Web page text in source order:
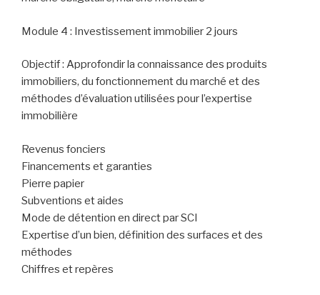
Module 4 : Investissement immobilier 2 jours
Objectif : Approfondir la connaissance des produits
immobiliers, du fonctionnement du marché et des
méthodes d’évaluation utilisées pour l’expertise
immobilière
Revenus fonciers
Financements et garanties
Pierre papier
Subventions et aides
Mode de détention en direct par SCI
Expertise d’un bien, définition des surfaces et des
méthodes
Chiffres et repères